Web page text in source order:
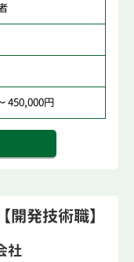
450,000円
発技術職】
社